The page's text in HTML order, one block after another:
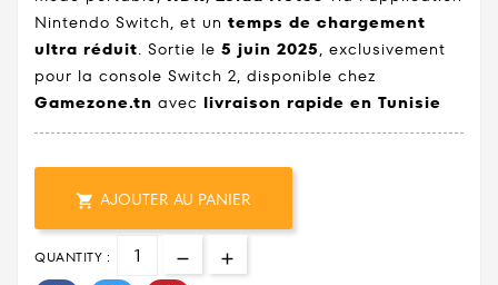
Nintendo Switch, et un temps de chargement
ultra réduit. Sortie le 5 juin 2025, exclusivement
pour la console Switch 2, disponible chez
Gamezone.tn avec livraison rapide en Tunisie
 AJOUTER AU PANIER
QUANTITY :